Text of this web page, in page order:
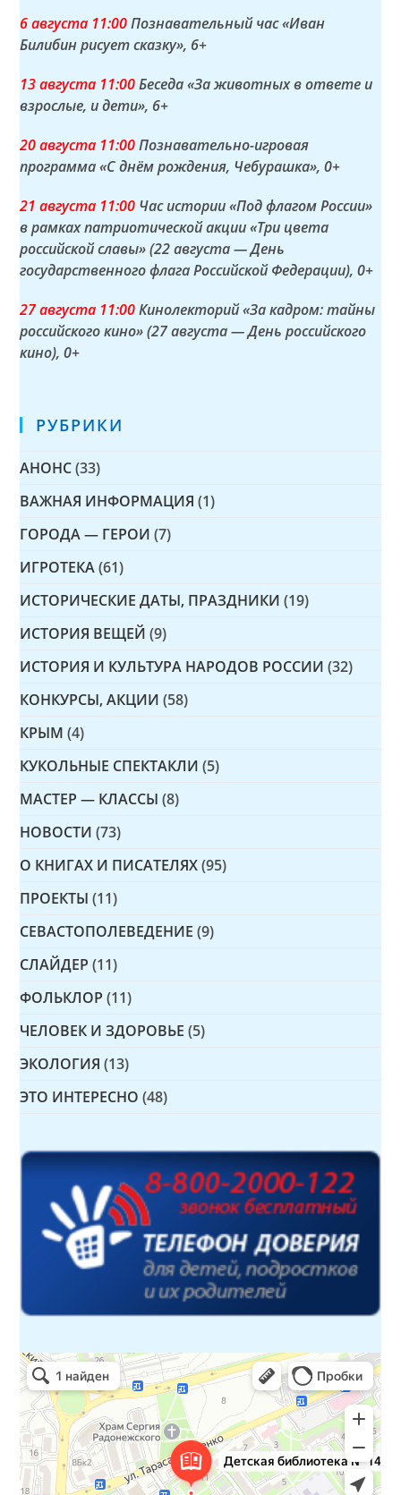
6 августа 11:00Познавательный час «Иван
Билибин рисует сказку», 6+
13 августа 11:00Беседа «За животных в ответе и
взрослые, и дети», 6+
20 августа 11:00Познавательно-игровая
программа «С днём рождения, Чебурашка», 0+
21 августа 11:00 Час истории «Под флагом России»
в рамках патриотической акции «Три цвета
российской славы» (22 августа — День
государственного флага Российской Федерации), 0+
27 августа 11:00Кинолекторий «За кадром: тайны
российского кино» (27 августа — День российского
кино), 0+
РУБРИКИ
АНОНС (33)
ВАЖНАЯ ИНФОРМАЦИЯ (1)
ГОРОДА — ГЕРОИ (7)
ИГРОТЕКА (61)
ИСТОРИЧЕСКИЕ ДАТЫ, ПРАЗДНИКИ (19)
ИСТОРИЯ ВЕЩЕЙ (9)
ИСТОРИЯ И КУЛЬТУРА НАРОДОВ РОССИИ (32)
КОНКУРСЫ, АКЦИИ (58)
КРЫМ (4)
КУКОЛЬНЫЕ СПЕКТАКЛИ (5)
МАСТЕР — КЛАССЫ (8)
НОВОСТИ (73)
О КНИГАХ И ПИСАТЕЛЯХ (95)
ПРОЕКТЫ (11)
СЕВАСТОПОЛЕВЕДЕНИЕ (9)
СЛАЙДЕР (11)
ФОЛЬКЛОР (11)
ЧЕЛОВЕК И ЗДОРОВЬЕ (5)
ЭКОЛОГИЯ (13)
ЭТО ИНТЕРЕСНО (48)
Детская библиотека № 14 Дружбы народов
Библиотека в Севастополе